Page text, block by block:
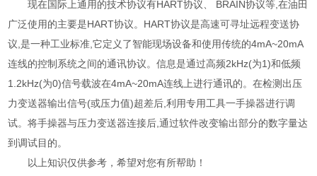
现在国际上通用的技术协议有HART协议、 BRAIN协议等,在油田
广泛使用的主要是HART协议。HART协议是高速可寻址远程变送协
议,是一种工业标准,它定义了智能现场设备和使用传统的4mA~20mA
连线的控制系统之间的通讯协议。信息是通过高频2kHz(为1)和低频
1.2kHz(为0)信号载波在4mA~20mA连线上进行通讯的。在检测出压
力变送器输出信号(或压力值)超差后,利用专用工具一手操器进行调
试。将手操器与压力变送器连接后,通过软件改变输出部分的数字量达
到调试目的。
以上知识仅供参考，希望对您有所帮助！